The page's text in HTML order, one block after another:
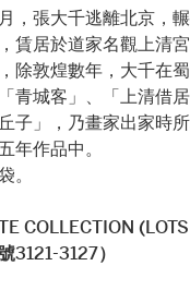
，張大千逃離北京，
賃居於道家名觀上清
除敦煌數年，大千在
青城客」、「上清借
子」，乃畫家出家時
年作品中。
。
COLLECTION
3121-3127）